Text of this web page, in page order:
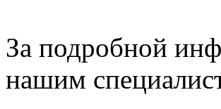
За подробной
нашим